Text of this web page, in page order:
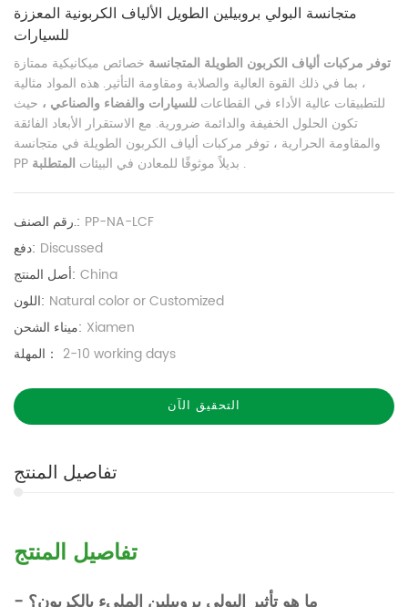
متجانسة البولي بروبيلين الطويل الألياف الكربونية المعززة
للسيارات
توفر مركبات ألياف الكربون الطويلة المتجانسة خصائص ميكانيكية ممتازة
، بما في ذلك القوة العالية والصلابة ومقاومة التأثير. هذه المواد مثالية
للتطبيقات عالية الأداء في القطاعات للسيارات والفضاء والصناعي ، حيث
تكون الحلول الخفيفة والدائمة ضرورية. مع الاستقرار الأبعاد الفائقة
والمقاومة الحرارية ، توفر مركبات ألياف الكربون الطويلة في متجانسة
PP بديلاً موثوقًا للمعادن في البيئات .
رقم الصنف.: PP-NA-LCF
دفع: Discussed
أصل المنتج: China
اللون: Natural color or Customized
ميناء الشحن: Xiamen
المهلة： 2-10 working days
التحقيق الآن
تفاصيل المنتج
تفاصيل المنتج
- ما هو تأثير البولي بروبيلين المليء بالكربون؟